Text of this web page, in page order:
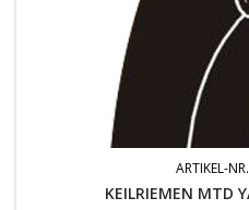
ARTIKEL-
KEILRIEMEN MTD